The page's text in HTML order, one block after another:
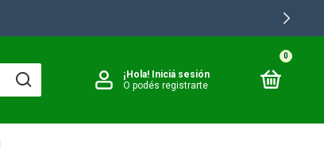
¡Hola! Iniciá sesión
O podés registrarte
0